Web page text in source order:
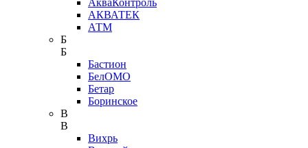
АкваКонтроль
АКВАТЕК
АТМ
Б
Б
Бастион
БелОМО
Бетар
Боринское
В
В
Вихрь